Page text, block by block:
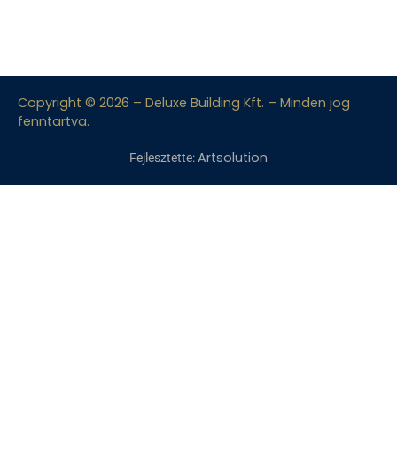
Copyright © 2026 – Deluxe Building Kft. – Minden jog
fenntartva.
Fejlesztette:Artsolution